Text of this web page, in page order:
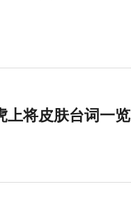
上将皮肤台词一览